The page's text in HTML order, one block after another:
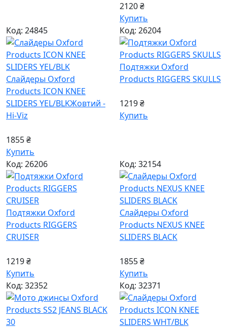
2120 ₴
Купить
Код: 24845
Слайдеры Oxford
Products ICON KNEE
SLIDERS YEL/BLKЖовтий -
Hi-Viz
1855 ₴
Купить
Код: 26204
Подтяжки Oxford
Products RIGGERS SKULLS
1219 ₴
Купить
Код: 26206
Подтяжки Oxford
Products RIGGERS
CRUISER
1219 ₴
Купить
Код: 32154
Слайдеры Oxford
Products NEXUS KNEE
SLIDERS BLACK
1855 ₴
Купить
Код: 32352
Код: 32371